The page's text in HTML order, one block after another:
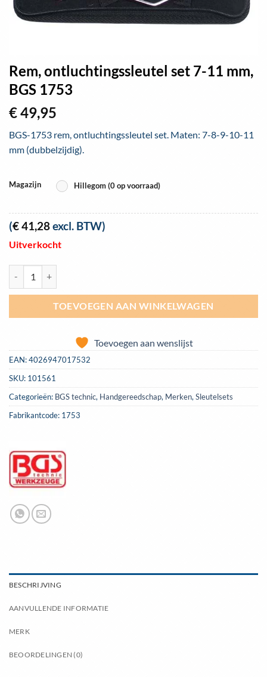
Rem, ontluchtingssleutel set 7-11 mm,
BGS 1753
€49,95
BGS-1753 rem, ontluchtingssleutel set. Maten: 7-8-9-10-11
mm (dubbelzijdig).
Magazijn Hillegom (0 op voorraad)
(€41,28excl. BTW)
Uitverkocht
TOEVOEGEN AAN WINKELWAGEN
Toevoegen aan wenslijst
EAN:4026947017532
SKU: 101561
Categorieën: BGS technic, Handgereedschap, Merken, Sleutelsets
Fabrikantcode: 1753
BESCHRIJVING
AANVULLENDE INFORMATIE
MERK
BEOORDELINGEN (0)